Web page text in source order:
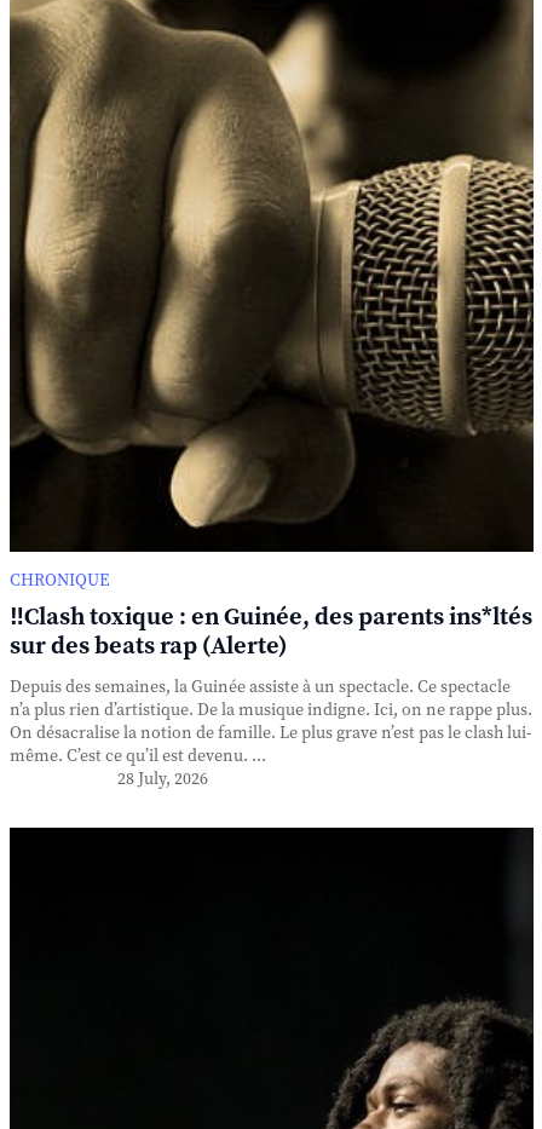
CHRONIQUE
‼️Clash toxique : en Guinée, des parents ins*ltés
sur des beats rap (Alerte)
Depuis des semaines, la Guinée assiste à un spectacle. Ce spectacle
n’a plus rien d’artistique. De la musique indigne. Ici, on ne rappe plus.
On désacralise la notion de famille. Le plus grave n’est pas le clash lui-
même. C’est ce qu’il est devenu. ...
28 July, 2026